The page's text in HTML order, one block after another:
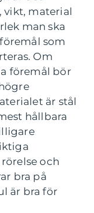
vikt, material
man ska
som
Om
föremål bör
är stål
hållbara
och
bra på
är bra för